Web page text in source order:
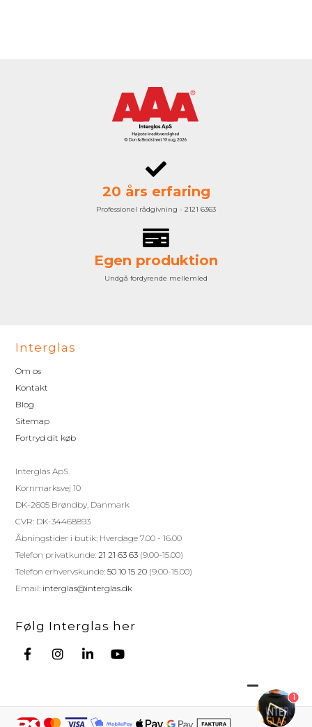
20 års erfaring
Professionel rådgivning - 2121 6363
Egen produktion
Undgå fordyrende mellemled
Interglas
Om os
Kontakt
Blog
Sitemap
Fortryd dit køb
Interglas ApS
Kornmarksvej 10
DK-2605 Brøndby, Danmark
CVR: DK-34468893
Åbningstider i butik: Hverdage 7.00 - 16.00
Telefon privatkunde:21 21 63 63 (9.00-15.00)
Telefon erhvervskunde:50 10 15 20 (9.00-15.00)
Email: interglas@interglas.dk
Følg Interglas her
1